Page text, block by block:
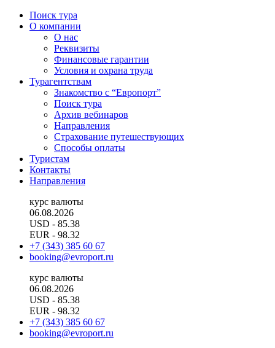
Поиск тура
О компании
О нас
Реквизиты
Финансовые гарантии
Условия и охрана труда
Турагентствам
Знакомство с “Европорт”
Поиск тура
Архив вебинаров
Направления
Страхование путешествующих
Способы оплаты
Туристам
Контакты
Направления
курс валюты
06.08.2026
USD - 85.38
EUR - 98.32
+7 (343) 385 60 67
booking@evroport.ru
курс валюты
06.08.2026
USD - 85.38
EUR - 98.32
+7 (343) 385 60 67
booking@evroport.ru